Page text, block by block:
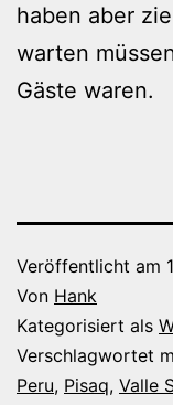
haben aber
warten
Gäste waren.
Veröffentlicht am
Von Hank
Kategorisiert als
Verschlagwortet
Peru, Pisaq, Valle